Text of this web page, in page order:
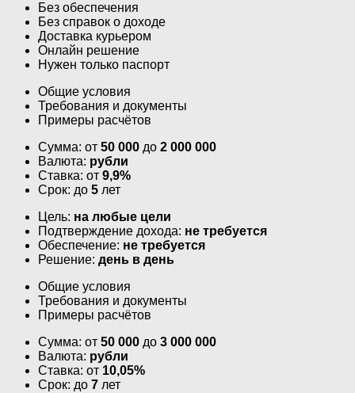
Без обеспечения
Без справок о доходе
Доставка курьером
Онлайн решение
Нужен только паспорт
Общие условия
Требования и документы
Примеры расчётов
Сумма: от 50 000 до 2 000 000
Валюта: рубли
Ставка: от 9,9%
Срок: до 5 лет
Цель: на любые цели
Подтверждение дохода: не требуется
Обеспечение: не требуется
Решение: день в день
Общие условия
Требования и документы
Примеры расчётов
Сумма: от 50 000 до 3 000 000
Валюта: рубли
Ставка: от 10,05%
Срок: до 7 лет